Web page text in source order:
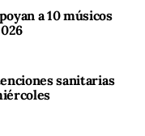
a 10 músicos
sanitarias